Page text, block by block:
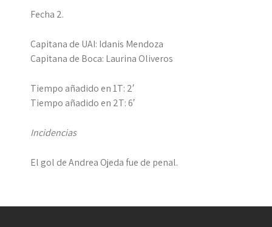
Fecha 2.
Capitana de UAI: Idanis Mendoza
Capitana de Boca: Laurina Oliveros
Tiempo añadido en 1T: 2′
Tiempo añadido en 2T: 6′
Incidencias
El gol de Andrea Ojeda fue de penal.